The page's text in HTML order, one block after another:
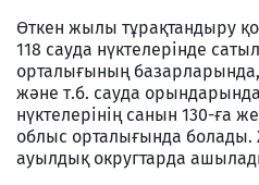
Өткен жылы тұрақтандыру
118 сауда нүктелерінде
орталығының
және т.б. сауда орындарында
нүктелерінің санын 130-ға
облыс орталығында
ауылдық округтарда